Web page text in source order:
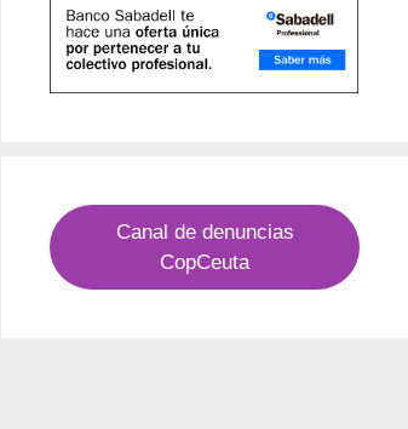
Canal de denuncias
CopCeuta